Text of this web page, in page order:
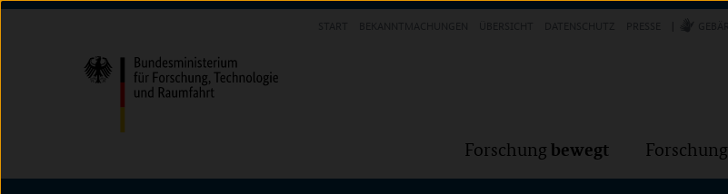
Direkt
(Eingabetaste)
Direkt
(Eingabetaste)
Direkt
(Eingabetaste)
Forschung bewegt Forschung
Forschung